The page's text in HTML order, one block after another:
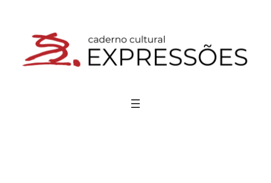
conteúdo